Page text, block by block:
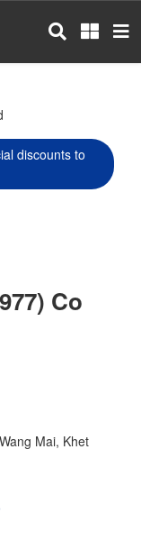
discounts to
Co
Mai, Khet